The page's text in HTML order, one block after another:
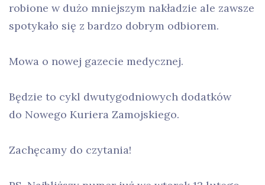
robione w dużo mniejszym nakładzie ale zawsze
spotykało się z bardzo dobrym odbiorem.
Mowa o nowej gazecie medycznej.
Będzie to cykl dwutygodniowych dodatków
do Nowego Kuriera Zamojskiego.
Zachęcamy do czytania!